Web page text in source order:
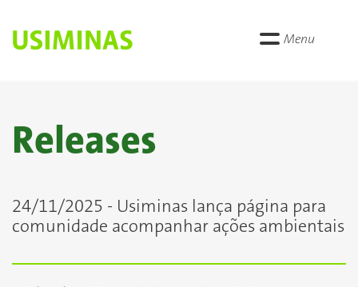
Menu
Releases
24/11/2025 - Usiminas lança página para
comunidade acompanhar ações ambientais